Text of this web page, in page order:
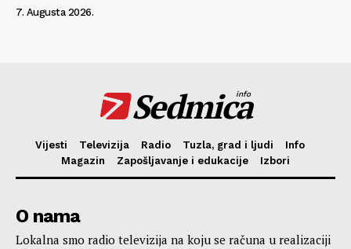
7. Augusta 2026.
Sedmica
info
Vijesti Televizija Radio Tuzla, grad i ljudi
Info
Magazin
Zapošljavanje i edukacije Izbori
O nama
Lokalna smo radio televizija na koju se računa u realizaciji